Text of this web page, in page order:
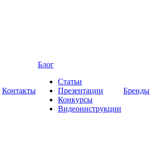
Контакты
Блог
Статьи
Презентации
Конкурсы
Видеоинструкции
Бренды